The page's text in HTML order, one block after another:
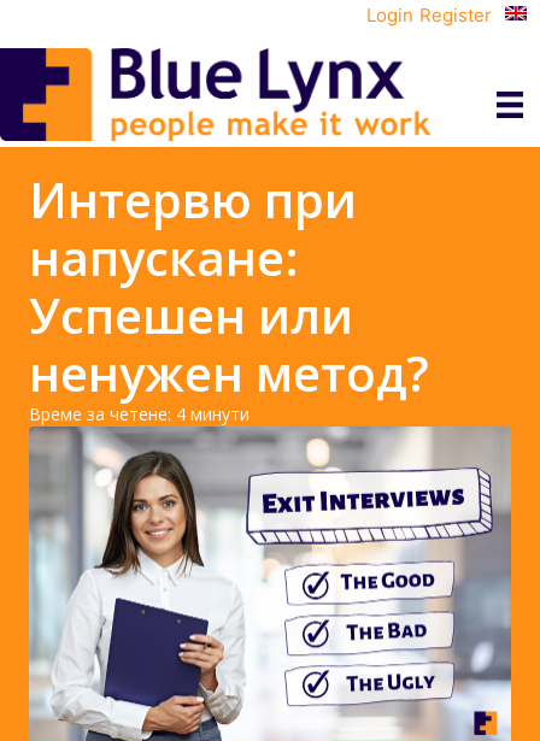
Login Register
Интервю при
напускане:
Успешен или
ненужен метод?
Време за четене: 4 минути